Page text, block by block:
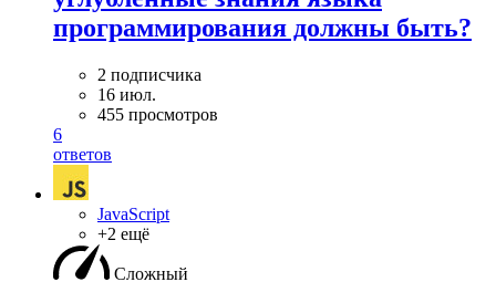
программирования должны быть?
2 подписчика
16 июл.
455 просмотров
6
ответов
JavaScript
+2 ещё
Сложный